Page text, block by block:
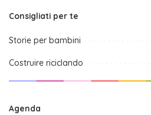
Consigliati per te
Storie per bambini
Costruire riciclando
Agenda